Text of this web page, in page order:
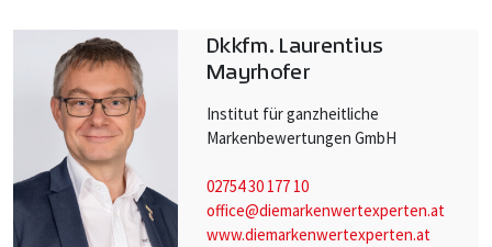
Dkkfm. Laurentius
Mayrhofer
Institut für ganzheitliche
Markenbewertungen GmbH
02754 30 177 10
office@diemarkenwertexperten.at
www.diemarkenwertexperten.at